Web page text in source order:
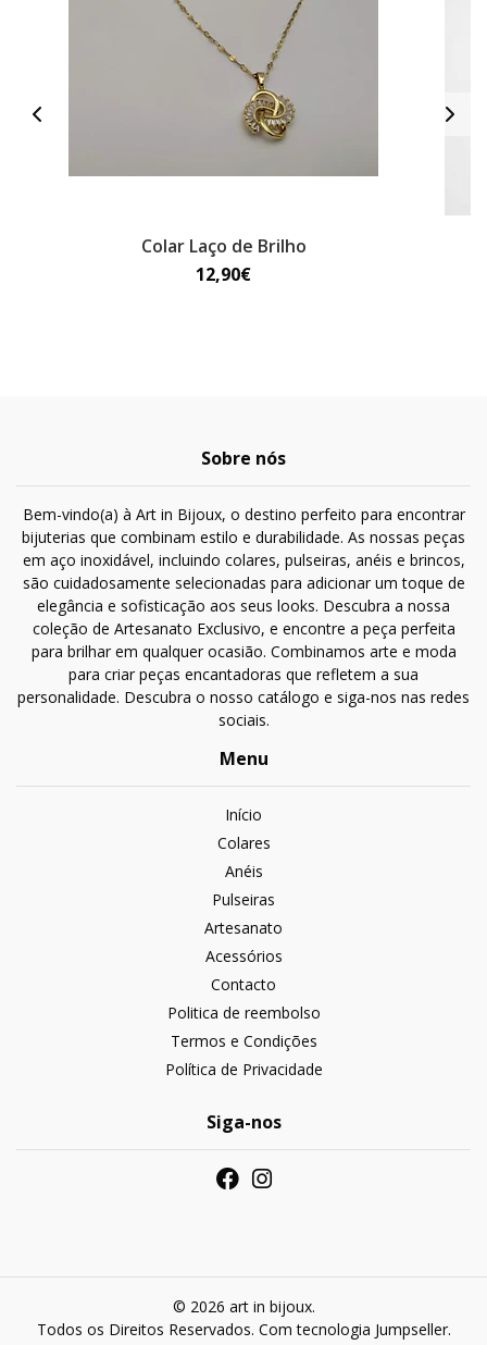
Colar Laço de Brilho
12,90€
Sobre nós
Bem-vindo(a) à Art in Bijoux, o destino perfeito para encontrar
bijuterias que combinam estilo e durabilidade. As nossas peças
em aço inoxidável, incluindo colares, pulseiras, anéis e brincos,
são cuidadosamente selecionadas para adicionar um toque de
elegância e sofisticação aos seus looks. Descubra a nossa
coleção de Artesanato Exclusivo, e encontre a peça perfeita
para brilhar em qualquer ocasião. Combinamos arte e moda
para criar peças encantadoras que refletem a sua
personalidade. Descubra o nosso catálogo e siga-nos nas redes
sociais.
Menu
Início
Colares
Anéis
Pulseiras
Artesanato
Acessórios
Contacto
Politica de reembolso
Termos e Condições
Política de Privacidade
Siga-nos
© 2026 art in bijoux.
Todos os Direitos Reservados. Com tecnologia Jumpseller.